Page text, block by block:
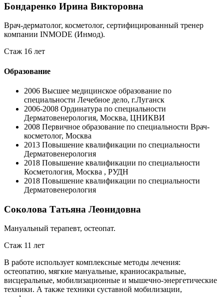
Бондаренко Ирина Викторовна
Врач-дерматолог, косметолог, сертифицированный тренер
компании INMODE (Инмод).
Стаж 16 лет
Образование
2006 Высшее медицинское образование по
специальности Лечебное дело, г.Луганск
2006-2008 Ординатура по специальности
Дерматовенерология, Москва, ЦНИКВИ
2008 Первичное образование по специальности Врач-
косметолог, Москва
2013 Повышение квалификации по специальности
Дерматовенерология
2018 Повышение квалификации по специальности
Косметология, Москва , РУДН
2018 Повышение квалификации по специальности
Дерматовенерология
Соколова Татьяна Леонидовна
Мануальный терапевт, остеопат.
Стаж 11 лет
В работе использует комплексные методы лечения:
остеопатию, мягкие мануальные, краниосакральные,
висцеральные, мобилизационные и мышечно-энергетические
техники. А также техники суставной мобилизации,